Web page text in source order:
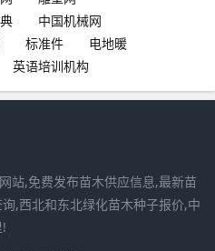
中国机械网
标准件
电地暖
英语培训机构
站,免费发布苗木供应信息,最新苗
,西北和东北绿化苗木种子报价,中